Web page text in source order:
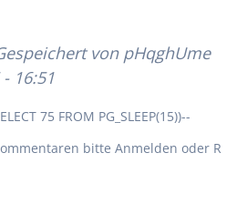
von pHqghUme
16:51
75 FROM PG_SLEEP(15))--
bitte Anmelden oder R